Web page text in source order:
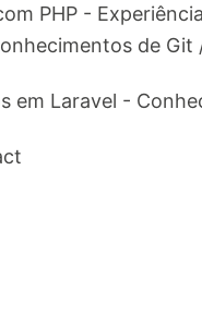
PHP -
de Git
em Laravel -